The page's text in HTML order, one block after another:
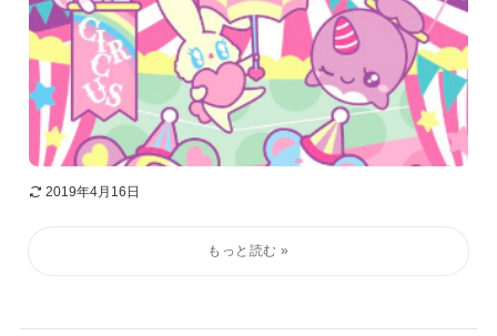
2019年4月16日